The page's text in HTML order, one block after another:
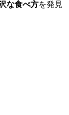
な食べ方を発見